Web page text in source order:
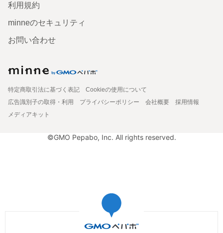
利用規約
minneのセキュリティ
お問い合わせ
特定商取引法に基づく表記
Cookieの使用について
広告識別子の取得・利用
プライバシーポリシー 会社概要
採用情報
メディアキット
©GMO Pepabo, Inc. All rights reserved.